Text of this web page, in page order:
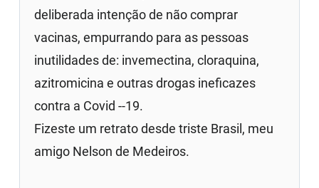
deliberada intenção de não comprar
vacinas, empurrando para as pessoas
inutilidades de: invemectina, cloraquina,
azitromicina e outras drogas ineficazes
contra a Covid --19.
Fizeste um retrato desde triste Brasil, meu
amigo Nelson de Medeiros.